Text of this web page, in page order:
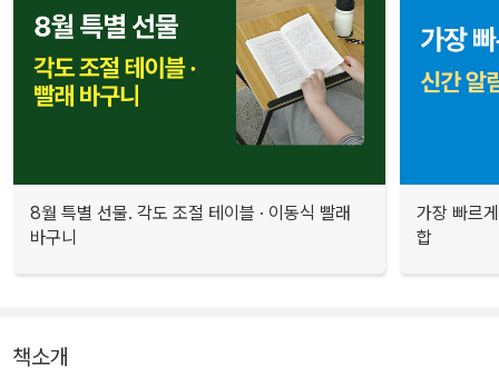
8월 특별 선물. 각도 조절 테이블 · 이동식 빨래
바구니
가장 빠르
합
책소개